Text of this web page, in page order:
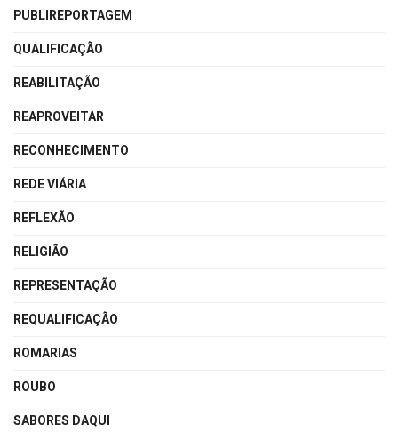
PUBLIREPORTAGEM
QUALIFICAÇÃO
REABILITAÇÃO
REAPROVEITAR
RECONHECIMENTO
REDE VIÁRIA
REFLEXÃO
RELIGIÃO
REPRESENTAÇÃO
REQUALIFICAÇÃO
ROMARIAS
ROUBO
SABORES DAQUI